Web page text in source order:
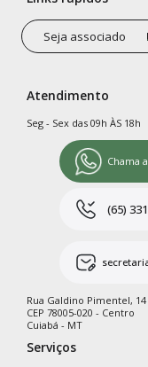
Seja associado
Atendimento
Seg - Sex das 09h ÀS 18h
Chama
(65)
Rua Galdino Pimentel,
CEP 78005-020 - Centro
Cuiabá - MT
Serviços